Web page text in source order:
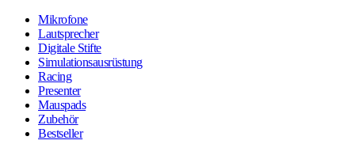
Mikrofone
Lautsprecher
Digitale Stifte
Simulationsausrüstung
Racing
Presenter
Mauspads
Zubehör
Bestseller